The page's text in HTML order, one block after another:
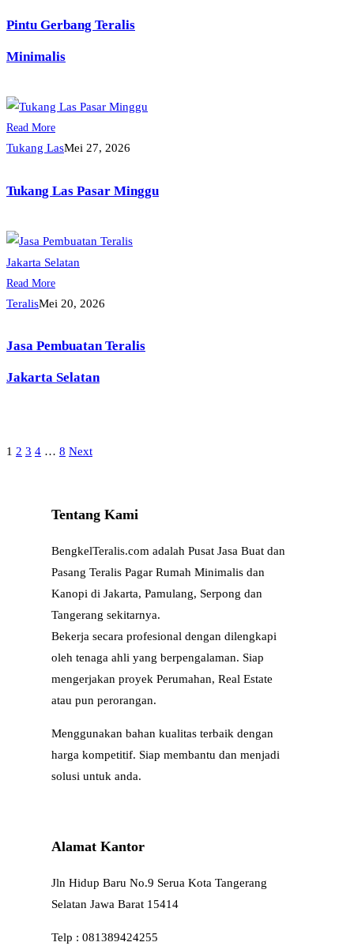
Pintu Gerbang Teralis
Minimalis
Read More
Tukang LasMei 27, 2026
Tukang Las Pasar Minggu
Read More
TeralisMei 20, 2026
Jasa Pembuatan Teralis
Jakarta Selatan
Paginasi
1 2 3 4 … 8 Next
Tentang Kami
BengkelTeralis.com adalah Pusat Jasa Buat dan
Pasang Teralis Pagar Rumah Minimalis dan
Kanopi di Jakarta, Pamulang, Serpong dan
Tangerang sekitarnya.
Bekerja secara profesional dengan dilengkapi
oleh tenaga ahli yang berpengalaman. Siap
mengerjakan proyek Perumahan, Real Estate
atau pun perorangan.
Menggunakan bahan kualitas terbaik dengan
harga kompetitif. Siap membantu dan menjadi
solusi untuk anda.
Alamat Kantor
Jln Hidup Baru No.9 Serua Kota Tangerang
Selatan Jawa Barat 15414
Telp : 081389424255